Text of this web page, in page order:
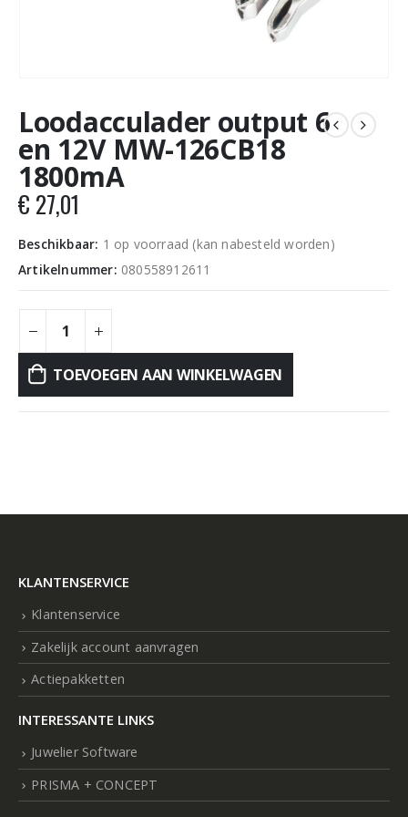
Loodacculader output 6
en 12V MW-126CB18
1800mA
€ 27,01
Beschikbaar: 1 op voorraad (kan nabesteld worden)
Artikelnummer: 080558912611
TOEVOEGEN AAN WINKELWAGEN
KLANTENSERVICE
Klantenservice
Zakelijk account aanvragen
Actiepakketten
INTERESSANTE LINKS
Juwelier Software
PRISMA + CONCEPT